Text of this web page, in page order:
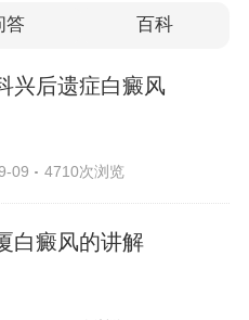
答 百科
兴后遗症白癜风
09 4710次浏览
白癜风的讲解